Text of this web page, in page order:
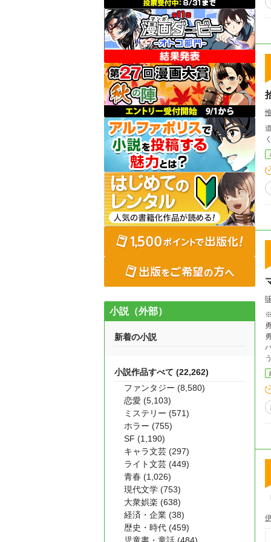
※
勇
小説（外部）
新着の小説
小説作品すべて (22,262)
ファンタジー (8,580)
恋愛 (5,103)
ミステリー (571)
ホラー (755)
SF (1,190)
キャラ文芸 (297)
ライト文芸 (449)
青春 (1,026)
現代文学 (753)
大衆娯楽 (638)
経済・企業 (38)
歴史・時代 (459)